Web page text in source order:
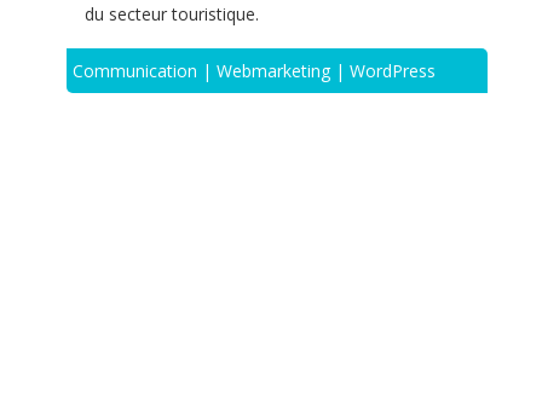
du secteur touristique.
Communication | Webmarketing | WordPress